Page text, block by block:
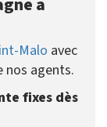
Malo avec
nos agents.
fixes dès